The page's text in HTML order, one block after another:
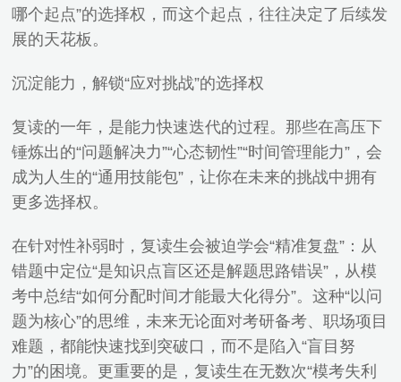
哪个起点”的选择权，而这个起点，往往决定了后续发
展的天花板。
沉淀能力，解锁“应对挑战”的选择权
复读的一年，是能力快速迭代的过程。那些在高压下
锤炼出的“问题解决力”“心态韧性”“时间管理能力”，会
成为人生的“通用技能包”，让你在未来的挑战中拥有
更多选择权。
在针对性补弱时，复读生会被迫学会“精准复盘”：从
错题中定位“是知识点盲区还是解题思路错误”，从模
考中总结“如何分配时间才能最大化得分”。这种“以问
题为核心”的思维，未来无论面对考研备考、职场项目
难题，都能快速找到突破口，而不是陷入“盲目努
力”的困境。更重要的是，复读生在无数次“模考失利